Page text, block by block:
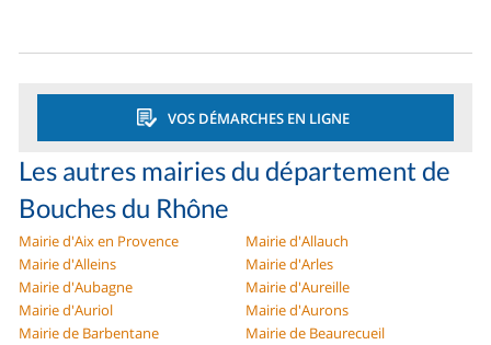
VOS DÉMARCHES EN LIGNE
Les autres mairies du département de
Bouches du Rhône
Mairie d'Aix en Provence
Mairie d'Allauch
Mairie d'Alleins
Mairie d'Arles
Mairie d'Aubagne
Mairie d'Aureille
Mairie d'Auriol
Mairie d'Aurons
Mairie de Barbentane
Mairie de Beaurecueil